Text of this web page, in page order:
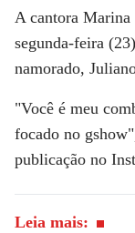
A cantora Marina
segunda-feira
namorado,
"Você é meu
focado no
publicação no
Leia mais: